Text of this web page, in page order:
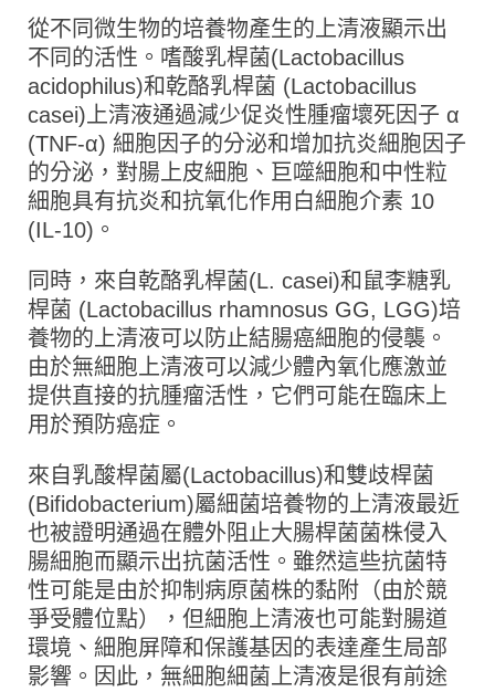
從不同微生物的培養物產生的上清液顯示出
不同的活性。嗜酸乳桿菌(Lactobacillus
acidophilus)和乾酪乳桿菌 (Lactobacillus
casei)上清液通過減少促炎性腫瘤壞死因子 α
(TNF-α) 細胞因子的分泌和增加抗炎細胞因子
的分泌，對腸上皮細胞、巨噬細胞和中性粒
細胞具有抗炎和抗氧化作用白細胞介素 10
(IL-10)。
同時，來自乾酪乳桿菌(L. casei)和鼠李糖乳
桿菌 (Lactobacillus rhamnosus GG, LGG)培
養物的上清液可以防止結腸癌細胞的侵襲。
由於無細胞上清液可以減少體內氧化應激並
提供直接的抗腫瘤活性，它們可能在臨床上
用於預防癌症。
來自乳酸桿菌屬(Lactobacillus)和雙歧桿菌
(Bifidobacterium)屬細菌培養物的上清液最近
也被證明通過在體外阻止大腸桿菌菌株侵入
腸細胞而顯示出抗菌活性。雖然這些抗菌特
性可能是由於抑制病原菌株的黏附（由於競
爭受體位點），但細胞上清液也可能對腸道
環境、細胞屏障和保護基因的表達產生局部
影響。因此，無細胞細菌上清液是很有前途